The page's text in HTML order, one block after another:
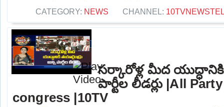
CATEGORY: NEWS CHANNEL:
సర్కారోళ్ల మీద
పార్టీల లీడర్లు |All
congress |10TV